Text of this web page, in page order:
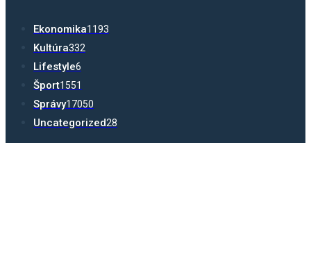
Ekonomika1193
Kultúra332
Lifestyle6
Šport1551
Správy17050
Uncategorized28